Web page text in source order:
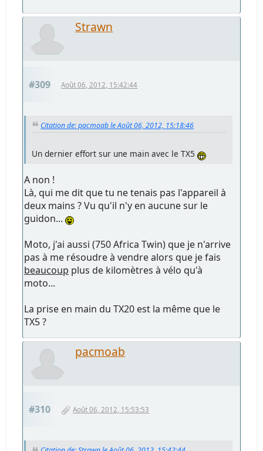
Strawn
#309 Août 06, 2012, 15:42:44
Citation de: pacmoab le Août 06, 2012, 15:18:46
Un dernier effort sur une main avec le TX5
A non !
Là, qui me dit que tu ne tenais pas l'appareil à
deux mains ? Vu qu'il n'y en aucune sur le
guidon...
Moto, j'ai aussi (750 Africa Twin) que je n'arrive
pas à me résoudre à vendre alors que je fais
beaucoup plus de kilomètres à vélo qu'à
moto...
La prise en main du TX20 est la même que le
TX5 ?
pacmoab
#310 Août 06, 2012, 15:53:53